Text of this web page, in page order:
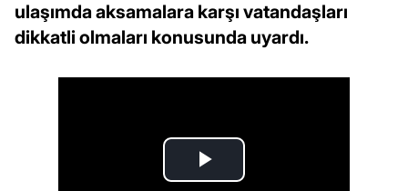
ulaşımda aksamalara karşı vatandaşları
dikkatli olmaları konusunda uyardı.